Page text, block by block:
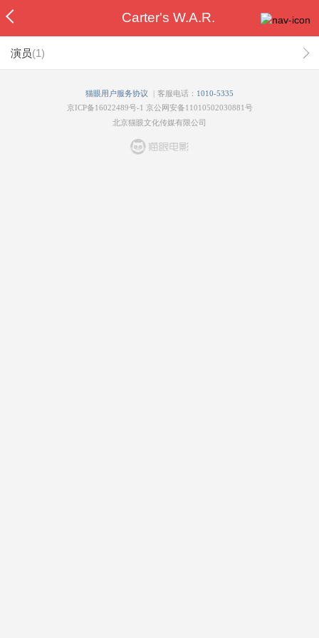
Carter's W.A.R.
演员(1)
猫眼用户服务协议 | 客服电话： 1010-5335
京ICP备16022489号-1 京公网安备11010502030881号
北京猫眼文化传媒有限公司